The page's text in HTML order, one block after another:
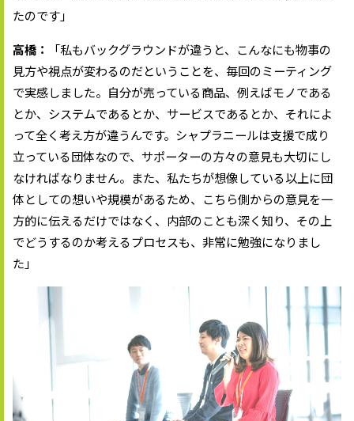
たのです」
高橋：
「私もバックグラウンドが違うと、こんなにも物事の
見方や視点が変わるのだということを、毎回のミーティング
で実感しました。自分が売っている商品、例えばモノである
とか、システムであるとか、サービスであるとか、それによ
って全く考え方が違うんです。シャプラニールは支援で成り
立っている団体なので、サポーターの方々の意見も大切にし
なければなりません。また、私たちが想像している以上に団
体としての想いや規模があるため、こちら側からの意見を一
方的に伝えるだけではなく、内部のことも深く知り、その上
でどうするのか考えるプロセスも、非常に勉強になりまし
た」